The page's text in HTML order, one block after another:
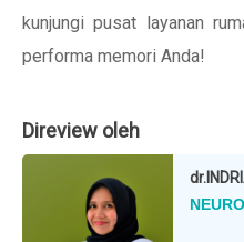
kunjungi pusat layanan
performa memori Anda!
Direview oleh
dr.